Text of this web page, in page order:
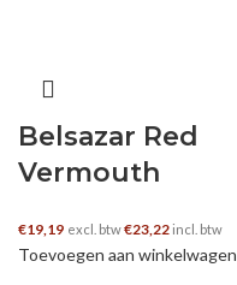
Belsazar Red
Vermouth
€19,19 excl. btw€23,22 incl. btw
Toevoegen aan winkelwagen